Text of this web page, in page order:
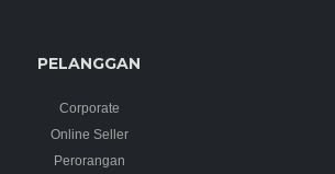
PELANGGAN
Corporate
Online Seller
Perorangan